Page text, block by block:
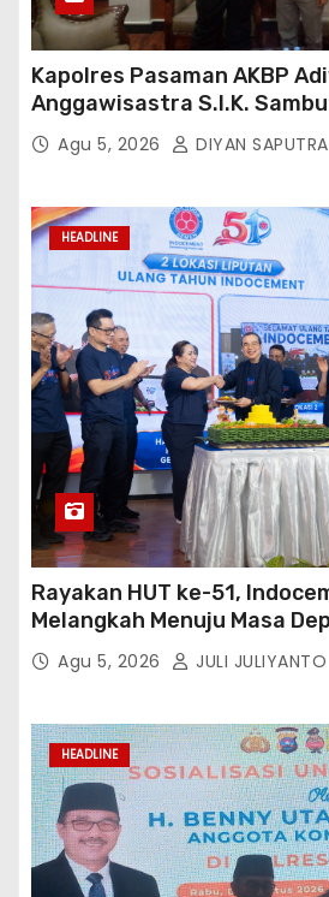
Kapolres Pasaman AKBP
Anggawisastra S.I.K.
Kepala Cakrawala Tv
Agu 5, 2026 DIYAN SAPUTRA
HEADLINE
Rayakan HUT ke-51,
Melangkah Menuju Masa
Agu 5, 2026 JULI JULIYANTO
HEADLINE